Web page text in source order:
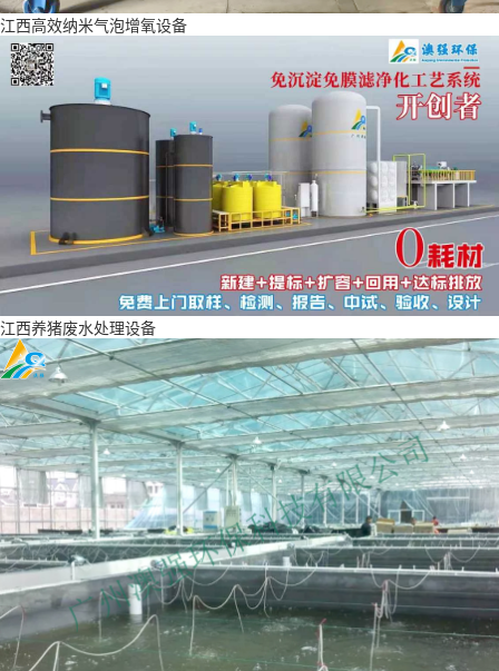
江西高效纳米气泡增氧设备
江西养猪废水处理设备